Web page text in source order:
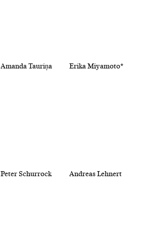
Amanda Tauriņa Erika Miyamoto*
Peter Schurrock Andreas Lehnert